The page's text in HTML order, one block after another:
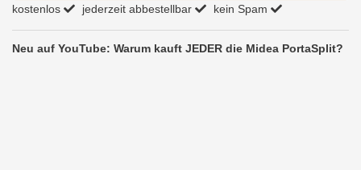
kostenlos jederzeit abbestellbar kein Spam
Neu auf YouTube: Warum kauft JEDER die Midea PortaSplit?